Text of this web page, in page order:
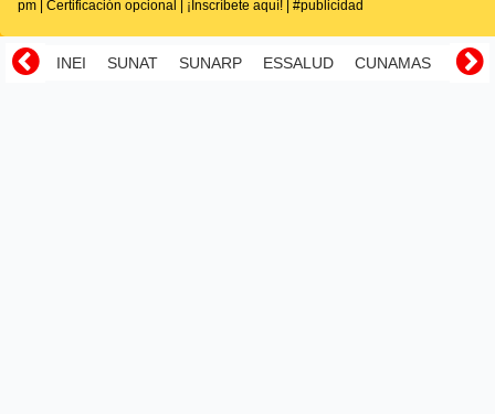
pm | Certificación opcional | ¡Inscríbete aquí! | #publicidad
INEI SUNAT SUNARP ESSALUD CUNAMAS